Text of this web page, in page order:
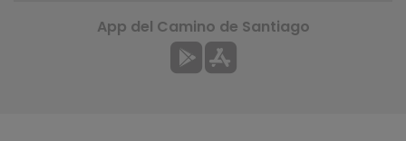
App del Camino de Santiago